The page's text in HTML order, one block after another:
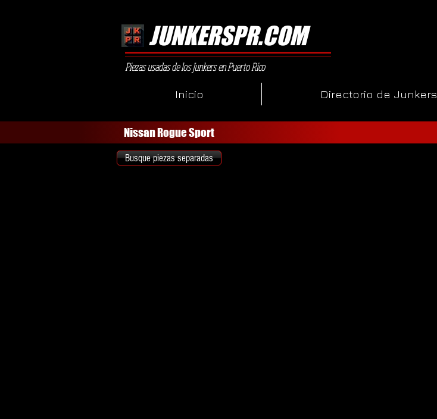
JUNKERSPR.COM
Piezas usadas de los Junkers en Puerto Rico
Inicio Directorio de Junkers
Nissan Rogue Sport
Busque piezas separadas